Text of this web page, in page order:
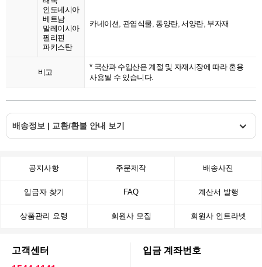
인도네시아
베트남
말레이시아
필리핀
파키스탄
카네이션, 관엽식물, 동양란, 서양란, 부자재
비고
* 국산과 수입산은 계절 및 자재시장에 따라 혼용
사용될 수 있습니다.
배송정보 | 교환/환불 안내 보기
공지사항 주문제작 배송사진
입금자 찾기 FAQ 계산서 발행
상품관리 요령 회원사 모집 회원사 인트라넷
고객센터
입금 계좌번호